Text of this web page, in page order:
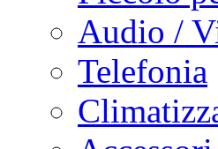
Audio /
Telefonia